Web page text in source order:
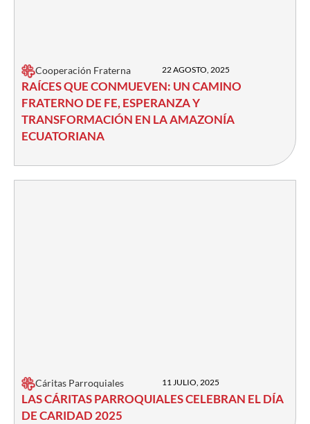
Cooperación Fraterna 22 AGOSTO, 2025
RAÍCES QUE CONMUEVEN: UN CAMINO
FRATERNO DE FE, ESPERANZA Y
TRANSFORMACIÓN EN LA AMAZONÍA
ECUATORIANA
Cáritas Parroquiales 11 JULIO, 2025
LAS CÁRITAS PARROQUIALES CELEBRAN EL DÍA
DE CARIDAD 2025